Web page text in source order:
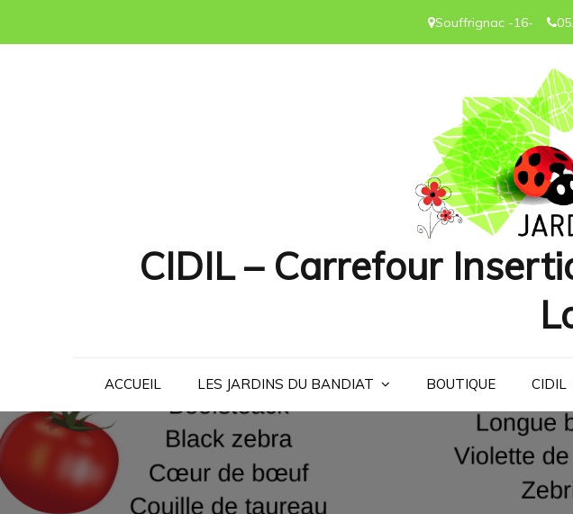
Souffrignac -16-
CIDIL – Carrefour
ACCUEIL LES JARDINS DU BANDIAT BOUTIQUE CIDIL